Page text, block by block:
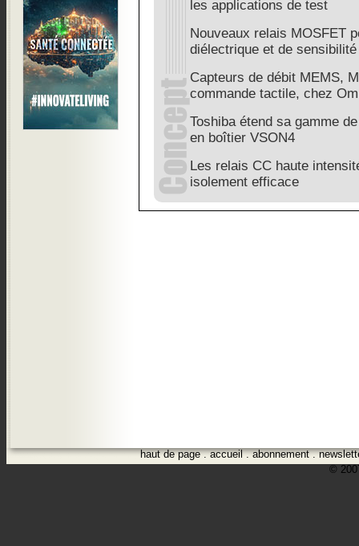
les applications de test
Nouveaux relais MOSFET
diélectrique et de sensibilité
Capteurs de débit MEMS,
commande tactile, chez
Toshiba étend sa gamme
en boîtier VSON4
Les relais CC haute
isolement efficace
haut de page.accueil.abonnement.
©